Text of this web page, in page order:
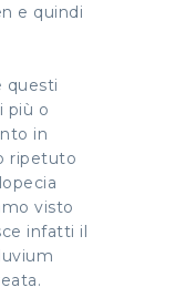
e quindi
questi
più o
in
ripetuto
visto
infatti il